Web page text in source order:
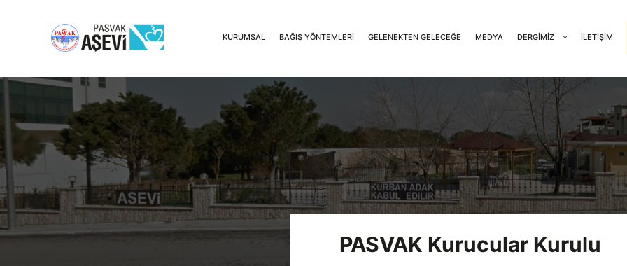
KURUMSAL BAĞIŞ YÖNTEMLERI GELENEKTEN GELECEĞE MEDYA DERGIMIZ İLETIŞIM
PASVAK Kurucular Kurulu